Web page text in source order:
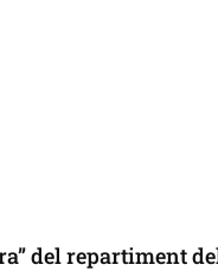
del repartiment